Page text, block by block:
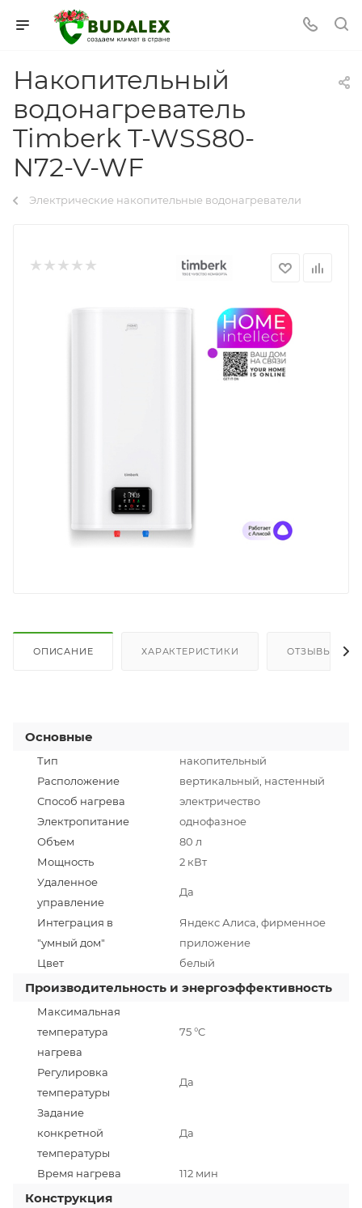
Накопительный
водонагреватель
Timberk T-WSS80-
N72-V-WF
Электрические накопительные водонагреватели
ОПИСАНИЕ ХАРАКТЕРИСТИКИ ОТЗЫВЫ
Основные
Тип
накопительный
Расположение
вертикальный, настенный
Способ нагрева
электричество
Электропитание
однофазное
Объем
80 л
Мощность
2 кВт
Удаленное
управление
Да
Интеграция в
"умный дом"
Яндекс Алиса, фирменное
приложение
Цвет
белый
Производительность и энергоэффективность
Максимальная
температура
нагрева
75 °C
Регулировка
температуры
Да
Задание
конкретной
температуры
Да
Время нагрева 112 мин
Конструкция